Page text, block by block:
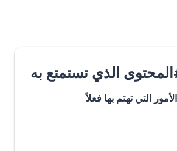
الذي تستمتع به
التي تهتم بها فعلاً